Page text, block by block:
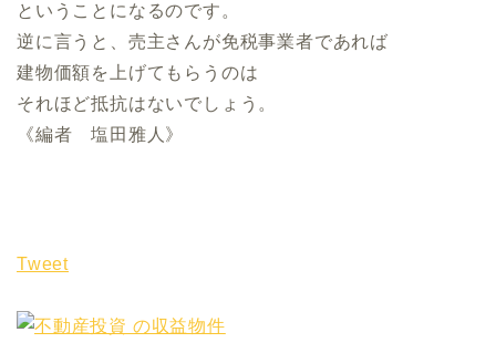
ということになるのです。
逆に言うと、売主さんが免税事業者であれば
建物価額を上げてもらうのは
それほど抵抗はないでしょう。
《編者 塩田雅人》
Tweet